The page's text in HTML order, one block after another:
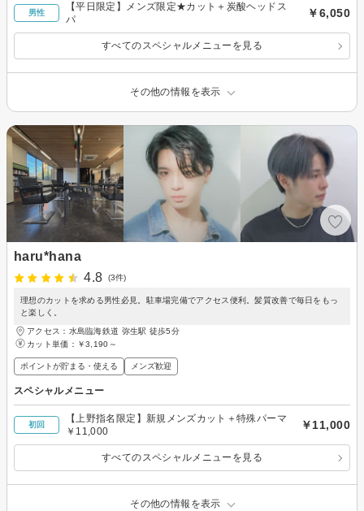
男性
【平日限定】メンズ限定★カット＋炭酸ヘッドス
パ
￥6,050
すべてのスペシャルメニューを見る
その他の情報を表示
haru*hana
4.8
(3件)
理想のカットを求める男性必見。駐車場完備でアクセス便利。髪質改善で毎日をもっ
と楽しく。
アクセス：水島臨海鉄道 弥生駅 徒歩5分
カット単価： ￥3,190～
ポイントが貯まる・使える メンズ歓迎
スペシャルメニュー
初回
【上野指名限定】新規メンズカット＋特殊パーマ
￥11,000
￥11,000
すべてのスペシャルメニューを見る
その他の情報を表示